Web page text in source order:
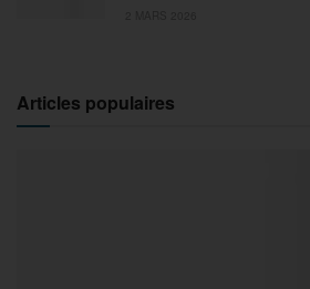
Articles populaires